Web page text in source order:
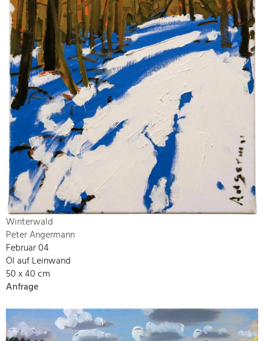
Winterwald
Peter Angermann
Februar 04
Öl auf Leinwand
50 x 40 cm
Anfrage